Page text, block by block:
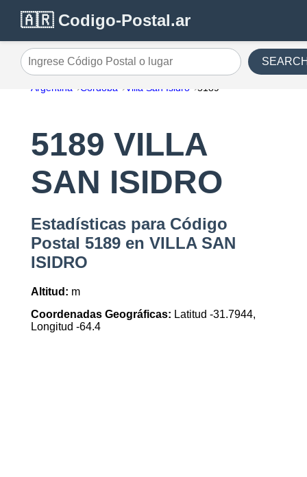
🇦🇷 Codigo-Postal.ar
Ingrese Código Postal o lugar
Argentina Cordoba Villa San Isidro 5189
5189 VILLA
SAN ISIDRO
Estadísticas para Código
Postal 5189 en VILLA SAN
ISIDRO
Altitud: m
Coordenadas Geográficas: Latitud -31.7944,
Longitud -64.4